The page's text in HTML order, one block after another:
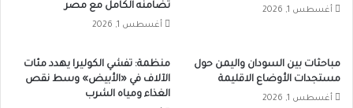
أغسطس 1, 2026
تضامنه الكامل مع مصر
أغسطس 1, 2026
مباحثات بين السودان واليمن حول
مستجدات الأوضاع الاقليمة
أغسطس 1, 2026
منظمة: تفشي الكوليرا يهدد مئات
الآلاف في «الأبيض» وسط نقص
الغذاء ومياه الشرب